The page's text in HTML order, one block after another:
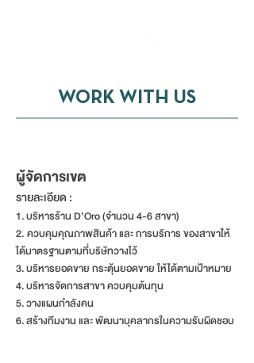
WORK WITH US
ผู้จัดการเขต
รายละเอียด :
1. บริหารร้าน D’Oro (จำนวน 4-6 สาขา)
2. ควบคุมคุณภาพสินค้า และ การบริการ ของสาขาให้
ได้มาตรฐานตามที่บริษัทวางไว้
3. บริหารยอดขาย กระตุ้นยอดขาย ให้ได้ตามเป้าหมาย
4. บริหารจัดการสาขา ควบคุมต้นทุน
5. วางแผนกำลังคน
6. สร้างทีมงาน และ พัฒนาบุคลากรในความรับผิดชอบ